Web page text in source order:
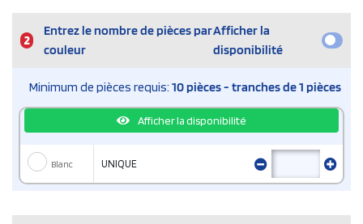
2
Entrez le nombre de pièces par
couleur
Afficher la
disponibilité
Minimum de pièces requis: 10 pièces - tranches de 1 pièces
Afficher la disponibilité
Blanc UNIQUE